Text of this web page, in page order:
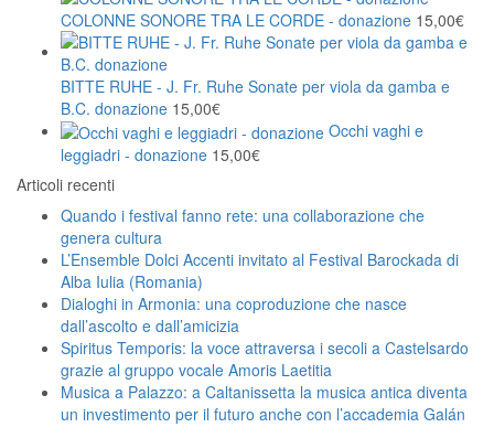
COLONNE SONORE TRA LE CORDE - donazione 15,00€
BITTE RUHE - J. Fr. Ruhe Sonate per viola da gamba e
B.C. donazione 15,00€
Occhi vaghi e
leggiadri - donazione 15,00€
Articoli recenti
Quando i festival fanno rete: una collaborazione che
genera cultura
L’Ensemble Dolci Accenti invitato al Festival Barockada di
Alba Iulia (Romania)
Dialoghi in Armonia: una coproduzione che nasce
dall’ascolto e dall’amicizia
Spiritus Temporis: la voce attraversa i secoli a Castelsardo
grazie al gruppo vocale Amoris Laetitia
Musica a Palazzo: a Caltanissetta la musica antica diventa
un investimento per il futuro anche con l’accademia Galán